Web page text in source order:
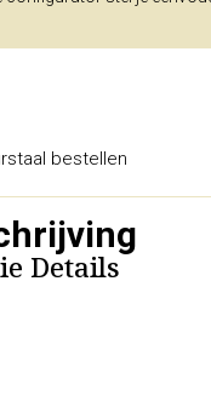
bestellen
Details